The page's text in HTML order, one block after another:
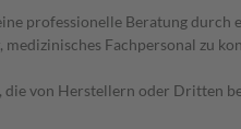
professionelle Beratung
Fachpersonal zu
von Herstellern oder Dritten